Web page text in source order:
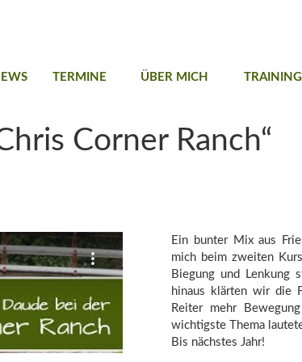
TERMINE ÜBER MICH TRAINING
Corner Ranch“
Ein bunter Mix aus
mich beim zweiten
Biegung und Lenkung
hinaus klärten wir die
Reiter mehr
wichtigste Thema
Bis nächstes Jahr!